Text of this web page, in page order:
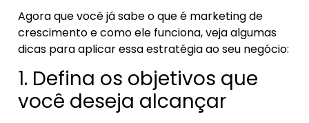
Agora que você já sabe o que é marketing de
crescimento e como ele funciona, veja algumas
dicas para aplicar essa estratégia ao seu negócio:
1. Defina os objetivos que
você deseja alcançar